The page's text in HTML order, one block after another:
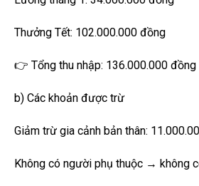
Thưởng Tết: 102.000.000 đồng
👉 Tổng thu nhập: 136.000.000 đồng
b) Các khoản được trừ
Giảm trừ gia cảnh bản thân:
Không có người phụ thuộc → không